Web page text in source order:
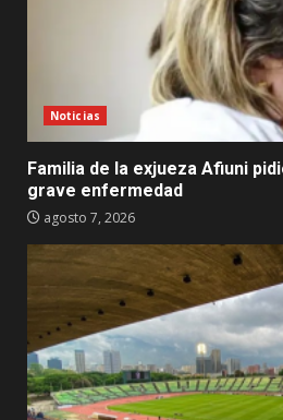
Noticias
Familia de la exjueza Afiuni
grave enfermedad
agosto 7, 2026